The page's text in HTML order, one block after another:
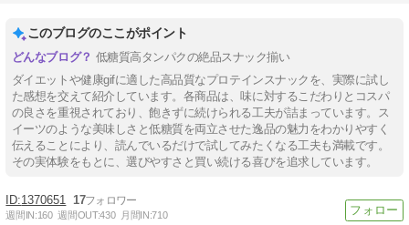
このブログのここがポイント
低糖質高タンパクの絶品スナック揃い
ダイエットや健康gifに適した高品質なプロテインスナックを、実際に試し
た感想を交えて紹介しています。各商品は、味に対するこだわりとコスパ
の良さを重視されており、飽きずに続けられる工夫が詰まっています。ス
イーツのような美味しさと低糖質を両立させた逸品の魅力をわかりやすく
伝えることにより、読んでいるだけで試してみたくなる工夫も満載です。
その実体験をもとに、選びやすさと買い続ける喜びを追求しています。
1370651 17
週間IN:160 週間OUT:430 月間IN:710